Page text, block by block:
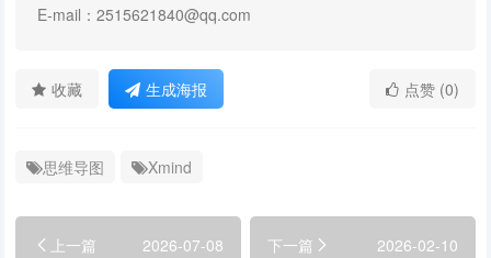
E-mail：2515621840@qq.com
收藏 生成海报 点赞 (0)
思维导图 Xmind
上一篇
2026-07-08
下一篇
2026-02-10